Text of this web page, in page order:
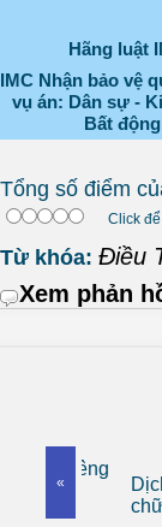
Hãng luật
IMC Nhận bảo vệ
vụ án: Dân sự -
Bất
Tổng số điểm
Click
Từ khóa: Điều
Xem phản
«
Dịch
chữa